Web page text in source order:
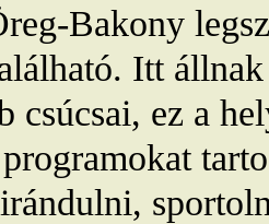
Bakony
Itt
csúcsai, ez a